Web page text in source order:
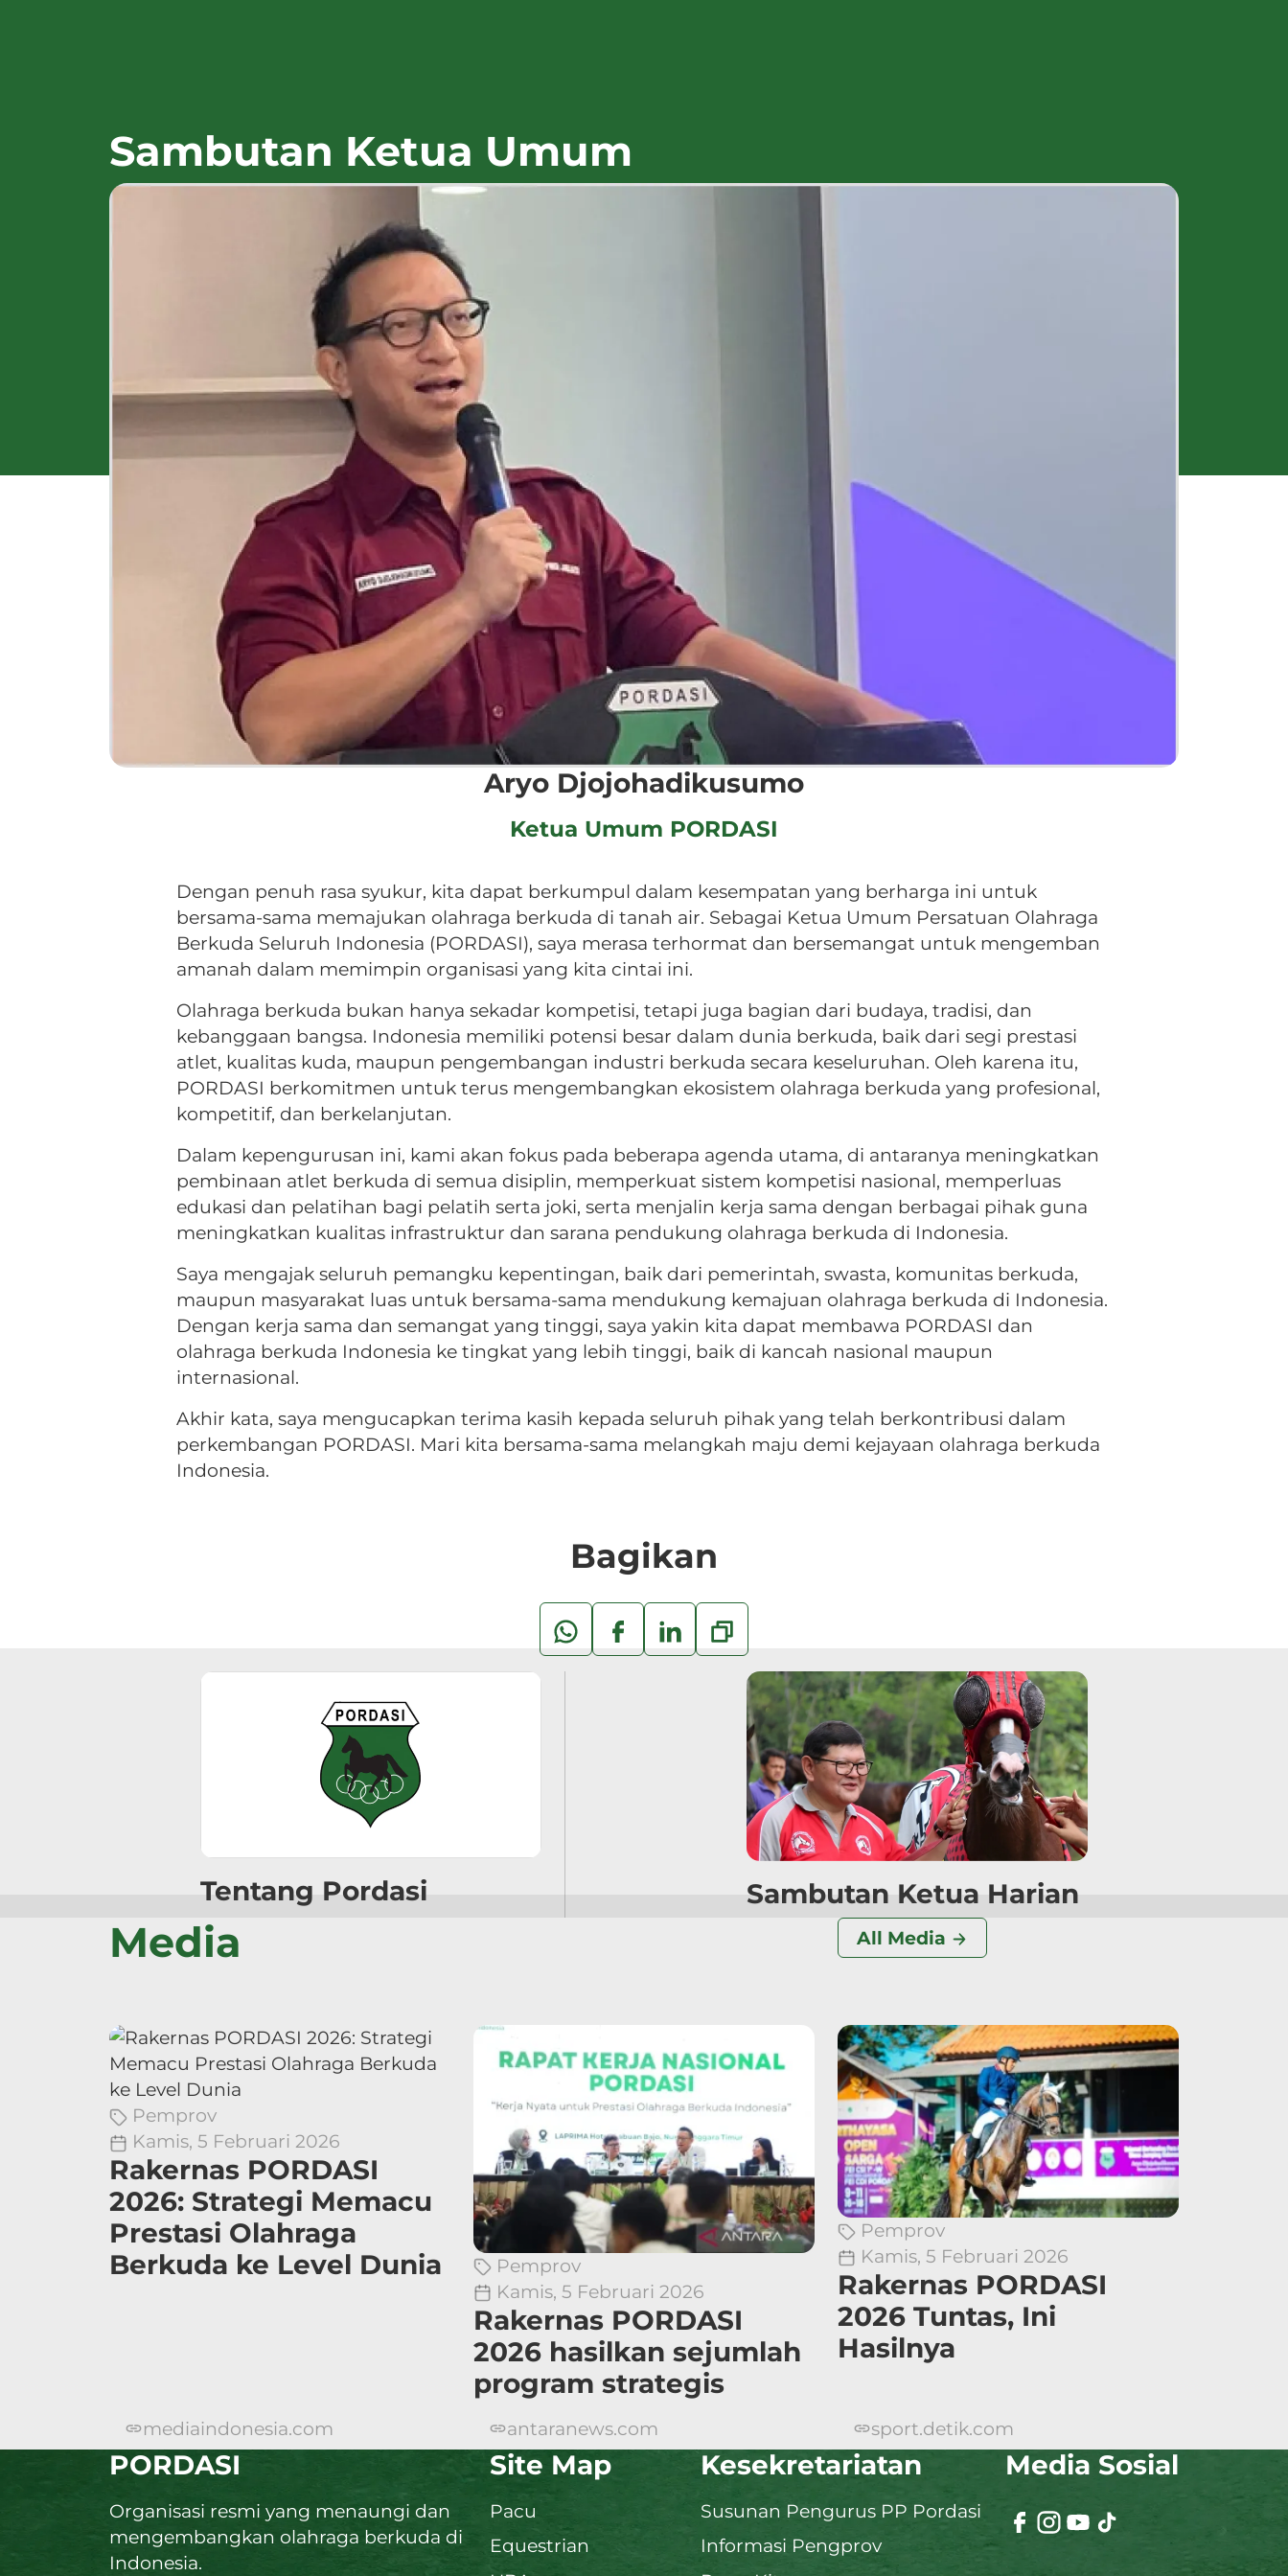
Sambutan Ketua Umum
Aryo Djojohadikusumo
Ketua Umum PORDASI
Dengan penuh rasa syukur, kita dapat berkumpul dalam kesempatan yang berharga ini untuk
bersama-sama memajukan olahraga berkuda di tanah air. Sebagai Ketua Umum Persatuan Olahraga
Berkuda Seluruh Indonesia (PORDASI), saya merasa terhormat dan bersemangat untuk mengemban
amanah dalam memimpin organisasi yang kita cintai ini.
Olahraga berkuda bukan hanya sekadar kompetisi, tetapi juga bagian dari budaya, tradisi, dan
kebanggaan bangsa. Indonesia memiliki potensi besar dalam dunia berkuda, baik dari segi prestasi
atlet, kualitas kuda, maupun pengembangan industri berkuda secara keseluruhan. Oleh karena itu,
PORDASI berkomitmen untuk terus mengembangkan ekosistem olahraga berkuda yang profesional,
kompetitif, dan berkelanjutan.
Dalam kepengurusan ini, kami akan fokus pada beberapa agenda utama, di antaranya meningkatkan
pembinaan atlet berkuda di semua disiplin, memperkuat sistem kompetisi nasional, memperluas
edukasi dan pelatihan bagi pelatih serta joki, serta menjalin kerja sama dengan berbagai pihak guna
meningkatkan kualitas infrastruktur dan sarana pendukung olahraga berkuda di Indonesia.
Saya mengajak seluruh pemangku kepentingan, baik dari pemerintah, swasta, komunitas berkuda,
maupun masyarakat luas untuk bersama-sama mendukung kemajuan olahraga berkuda di Indonesia.
Dengan kerja sama dan semangat yang tinggi, saya yakin kita dapat membawa PORDASI dan
olahraga berkuda Indonesia ke tingkat yang lebih tinggi, baik di kancah nasional maupun
internasional.
Akhir kata, saya mengucapkan terima kasih kepada seluruh pihak yang telah berkontribusi dalam
perkembangan PORDASI. Mari kita bersama-sama melangkah maju demi kejayaan olahraga berkuda
Indonesia.
Bagikan
Tentang Pordasi Sambutan Ketua Harian
Media All Media
Pemprov
Kamis, 5 Februari 2026
Rakernas PORDASI
2026: Strategi Memacu
Prestasi Olahraga
Berkuda ke Level Dunia
mediaindonesia.com
Pemprov
Kamis, 5 Februari 2026
Rakernas PORDASI
2026 hasilkan sejumlah
program strategis
antaranews.com
Pemprov
Kamis, 5 Februari 2026
Rakernas PORDASI
2026 Tuntas, Ini
Hasilnya
sport.detik.com
PORDASI
Organisasi resmi yang menaungi dan
mengembangkan olahraga berkuda di
Indonesia.
Site Map
Pacu
Equestrian
Kesekretariatan
Susunan Pengurus PP Pordasi
Informasi Pengprov
Media Sosial